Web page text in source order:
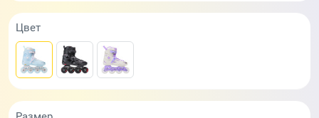
Цвет